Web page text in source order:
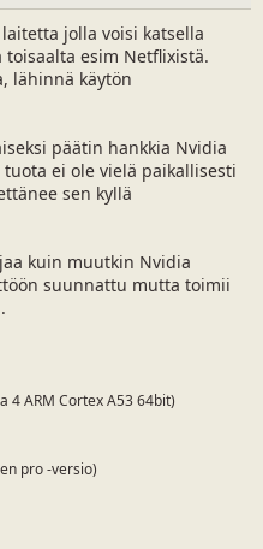
jolla voisi katsella
toisaalta esim Netflixistä.
lähinnä käytön
päätin hankkia Nvidia
ei ole vielä paikallisesti
sen kyllä
kuin muutkin Nvidia
suunnattu mutta toimii
4 ARM Cortex A53 64bit)
pro -versio)